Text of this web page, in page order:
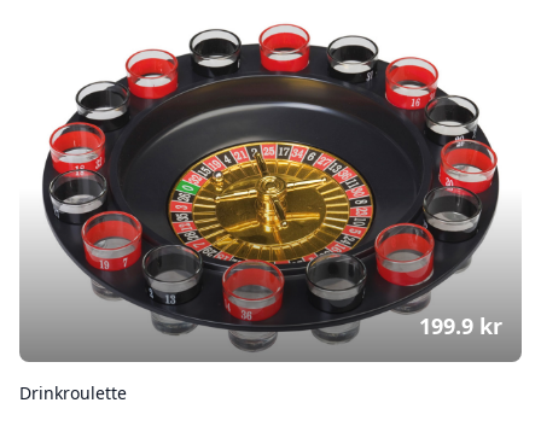
Drinkroulette
199.9 kr